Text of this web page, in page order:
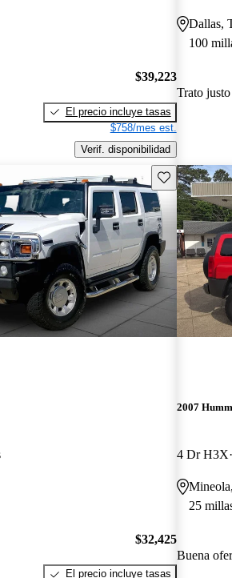
$39,223
El precio incluye tasas
$758/mes est.
Verif. disponibilidad
Dallas,
100
Trato justo
Guarda este
$32,425
El precio incluye tasas
2007
4 Dr H3X
25
Buena